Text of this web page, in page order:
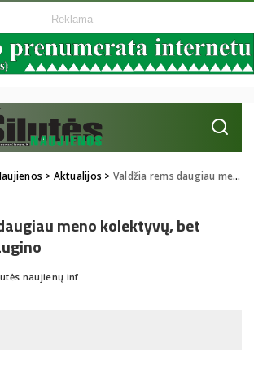
– Reklama –
> Aktualijos > Valdžia rems daugiau meno kolektyvų, bet pinigų nepadaugino
meno kolektyvų, bet
naujienų inf.